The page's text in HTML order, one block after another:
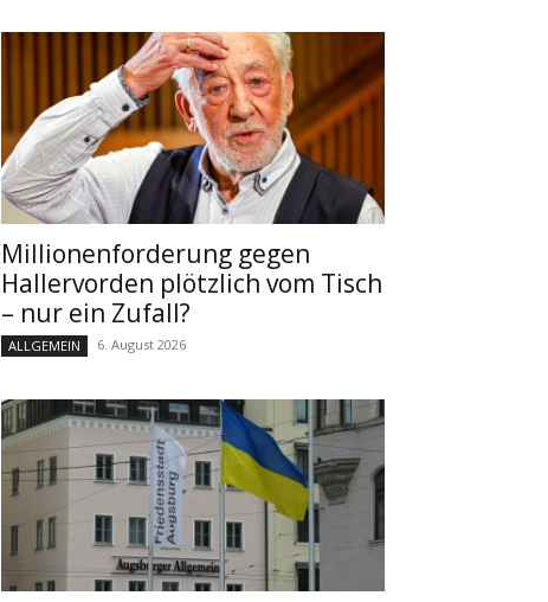
Millionenforderung gegen
Hallervorden plötzlich vom Tisch
– nur ein Zufall?
ALLGEMEIN 6. August 2026